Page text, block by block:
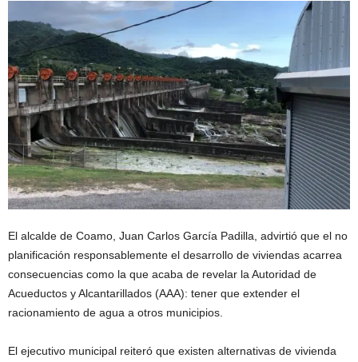
El alcalde de Coamo, Juan Carlos García Padilla, advirtió que el no
planificación responsablemente el desarrollo de viviendas acarrea
consecuencias como la que acaba de revelar la Autoridad de
Acueductos y Alcantarillados (AAA): tener que extender el
racionamiento de agua a otros municipios.
El ejecutivo municipal reiteró que existen alternativas de vivienda